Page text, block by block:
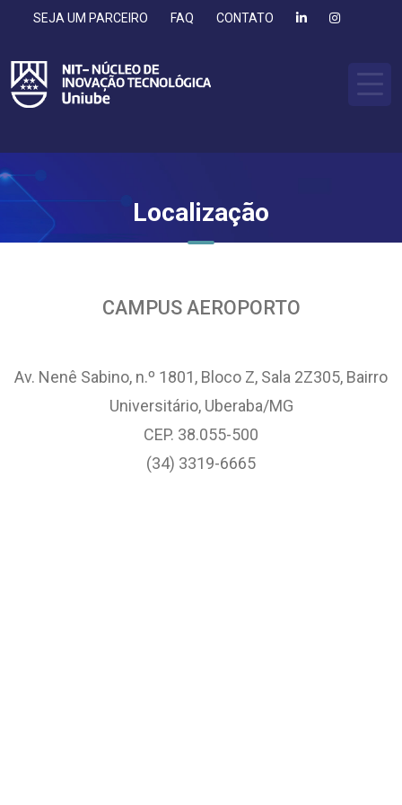
SEJA UM PARCEIRO FAQ CONTATO
Localização
CAMPUS AEROPORTO
Av. Nenê Sabino, n.º 1801, Bloco Z, Sala 2Z305, Bairro
Universitário, Uberaba/MG
CEP. 38.055-500
(34) 3319-6665